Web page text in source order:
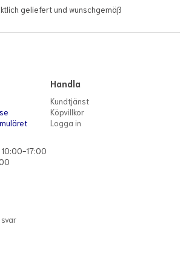
geliefert und wunschgemäß
17:00
Handla
Kundtjänst
Köpvillkor
Logga in